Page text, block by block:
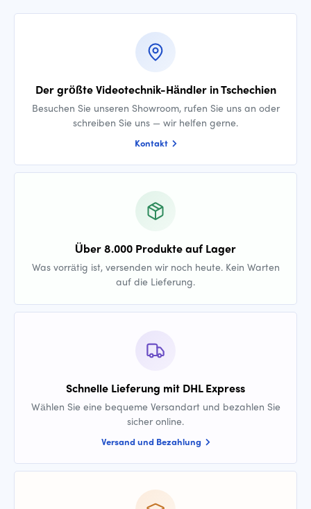
Der größte Videotechnik-Händler in Tschechien
Besuchen Sie unseren Showroom, rufen Sie uns an oder
schreiben Sie uns — wir helfen gerne.
Kontakt
Über 8.000 Produkte auf Lager
Was vorrätig ist, versenden wir noch heute. Kein Warten
auf die Lieferung.
Schnelle Lieferung mit DHL Express
Wählen Sie eine bequeme Versandart und bezahlen Sie
sicher online.
Versand und Bezahlung